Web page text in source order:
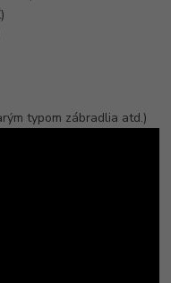
typom zábradlia atd.)